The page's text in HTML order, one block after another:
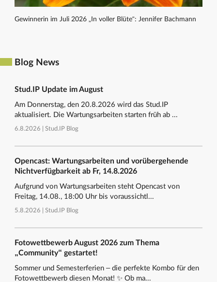
Gewinnerin im Juli 2026 „In voller Blüte“: Jennifer Bachmann
Blog News
Stud.IP Update im August
Am Donnerstag, den 20.8.2026 wird das Stud.IP
aktualisiert. Die Wartungsarbeiten starten früh ab ...
6.8.2026 | Stud.IP Blog
Opencast: Wartungsarbeiten und vorübergehende
Nichtverfügbarkeit ab Fr, 14.8.2026
Aufgrund von Wartungsarbeiten steht Opencast von
Freitag, 14.08., 18:00 Uhr bis voraussichtl...
5.8.2026 | Stud.IP Blog
Fotowettbewerb August 2026 zum Thema
„Community“ gestartet!
Sommer und Semesterferien – die perfekte Kombo für den
Fotowettbewerb diesen Monat! ✨ Ob ma...